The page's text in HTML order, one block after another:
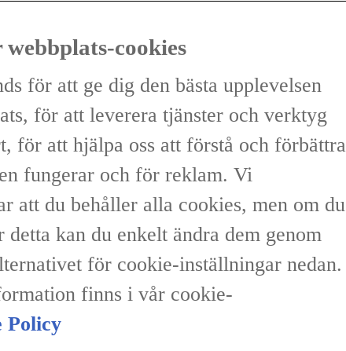
cookies
för att ge dig den bästa upplevelsen
för att leverera tjänster och verktyg
för att hjälpa oss att förstå och förbättra
fungerar och för reklam. Vi
att du behåller alla cookies, men om du
detta kan du enkelt ändra dem genom
för cookie-inställningar nedan.
finns i vår cookie-
Policy